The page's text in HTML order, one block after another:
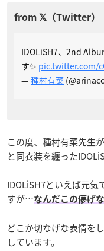
IDOLiSH7、2nd
す✨ pic.twitter.com/
— 種村有菜
この度、種村有菜先生
と同衣装を纏った
IDOLiSH7といえば元
すが…なんだこの儚げ
どこか切なげな表情を
しています。